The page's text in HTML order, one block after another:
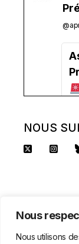
Nous
Nous utilisons
NOUS